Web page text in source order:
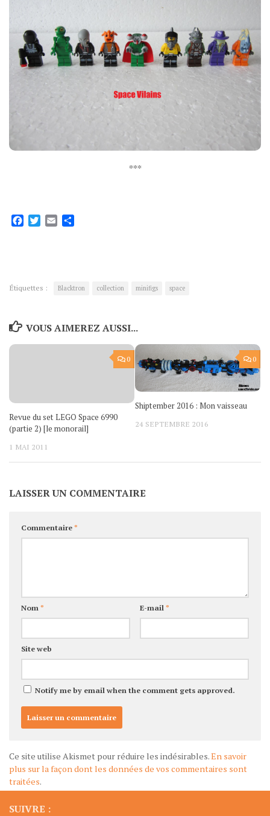
***
Facebook
Twitter
Email
Étiquettes : Blacktron collection minifigs space
VOUS AIMEREZ AUSSI...
0
Revue du set LEGO Space 6990
(partie 2) [le monorail]
1 MAI 2011
0
Shiptember 2016 : Mon vaisseau
24 SEPTEMBRE 2016
LAISSER UN COMMENTAIRE
Commentaire*
Nom* E-mail*
Site web
Notify me by email when the comment gets approved.
Ce site utilise Akismet pour réduire les indésirables.En savoir
plus sur la façon dont les données de vos commentaires sont
traitées.
SUIVRE :